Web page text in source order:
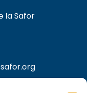
la Safor